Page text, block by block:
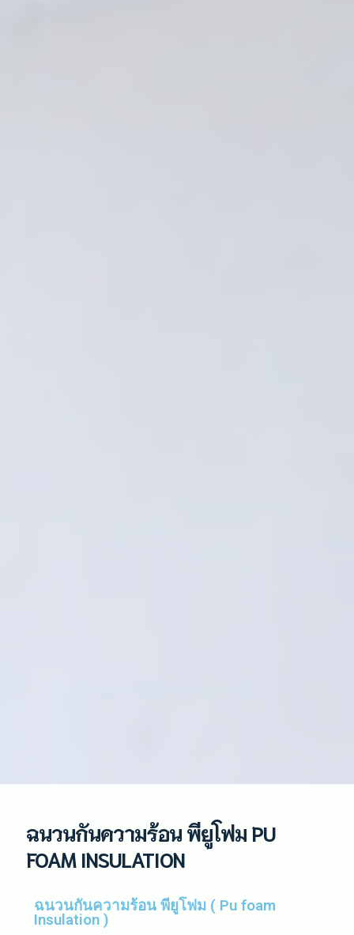
ฉนวนกันความร้อน พียูโฟม PU
FOAM INSULATION
ฉนวนกันความร้อน พียูโฟม ( Pu foam
Insulation )